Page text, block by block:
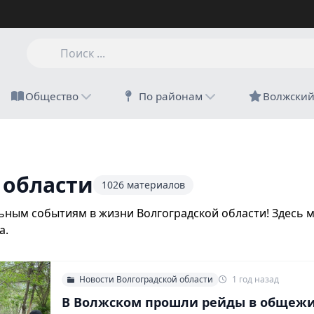
Общество По районам Волжский
1026 материалов
событиям в жизни Волгоградской области! Здесь
Новости Волгоградской области 1 год назад
В Волжском прошли рейды в